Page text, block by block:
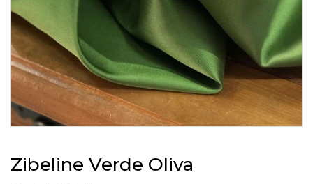
Zibeline Verde Oliva